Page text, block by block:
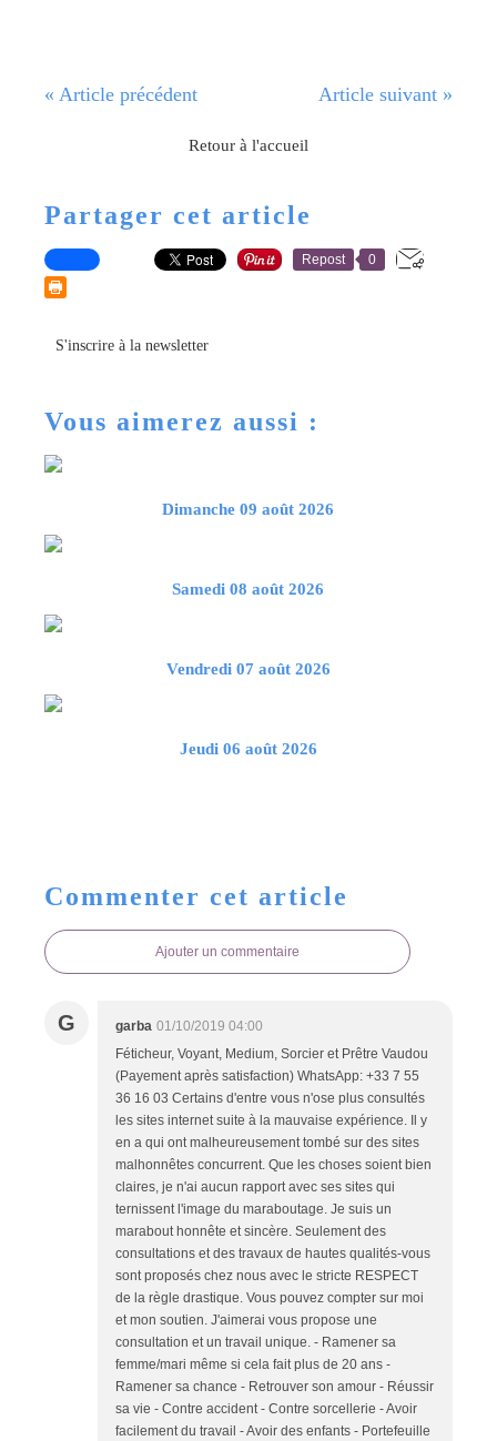
« Article précédent Article suivant »
Retour à l'accueil
Partager cet article
Repost 0
S'inscrire à la newsletter
Vous aimerez aussi :
Dimanche 09 août 2026
Samedi 08 août 2026
Vendredi 07 août 2026
Jeudi 06 août 2026
Commenter cet article
Ajouter un commentaire
G garba 01/10/2019 04:00
Féticheur, Voyant, Medium, Sorcier et Prêtre Vaudou
(Payement après satisfaction) WhatsApp: +33 7 55
36 16 03 Certains d'entre vous n'ose plus consultés
les sites internet suite à la mauvaise expérience. Il y
en a qui ont malheureusement tombé sur des sites
malhonnêtes concurrent. Que les choses soient bien
claires, je n'ai aucun rapport avec ses sites qui
ternissent l'image du maraboutage. Je suis un
marabout honnête et sincère. Seulement des
consultations et des travaux de hautes qualités-vous
sont proposés chez nous avec le stricte RESPECT
de la règle drastique. Vous pouvez compter sur moi
et mon soutien. J'aimerai vous propose une
consultation et un travail unique. - Ramener sa
femme/mari même si cela fait plus de 20 ans -
Ramener sa chance - Retrouver son amour - Réussir
sa vie - Contre accident - Contre sorcellerie - Avoir
facilement du travail - Avoir des enfants - Portefeuille